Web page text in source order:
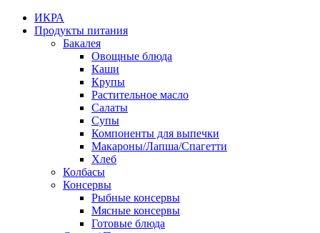
ИКРА
Продукты питания
Бакалея
Овощные блюда
Каши
Крупы
Растительное масло
Салаты
Супы
Компоненты для выпечки
Макароны/Лапша/Спагетти
Хлеб
Колбасы
Консервы
Рыбные консервы
Мясные консервы
Готовые блюда